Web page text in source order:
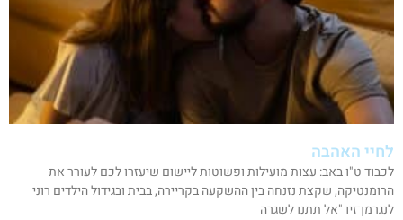
לחיי האהבה
לכבוד ט"ו באב: עצות מועילות ופשוטות ליישום שיעזרו לכם לעורר את
הרומנטיקה, שקצת נזנחה בין ההשקעה בקריירה, בבית ובגידול הילדים רוני
לנגרמן־זיו "אל תתנו לשגרה